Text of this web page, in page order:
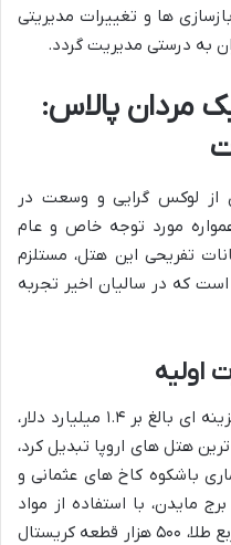
ها و تغییرات مدیریتی
به درستی مدیریت گردد.
مردان پالاس:
از لوکس گرایی و وسعت در
مورد توجه خاص و عام
تفریحی این هتل، مستلزم
که در سالیان اخیر تجربه
اولیه
هتل مردان پالاس در سال ۲۰۰۹ با هزینه ای بالغ بر ۱.۴ میلیارد دلار،
هتل های اروپا تبدیل کرد،
باشکوه کاخ های عثمانی و
مایدن، با استفاده از مواد
اولیه گران بها از جمله ۱۰ هزار متر مربع طلا، ۵۰۰ هزار قطعه کریستال